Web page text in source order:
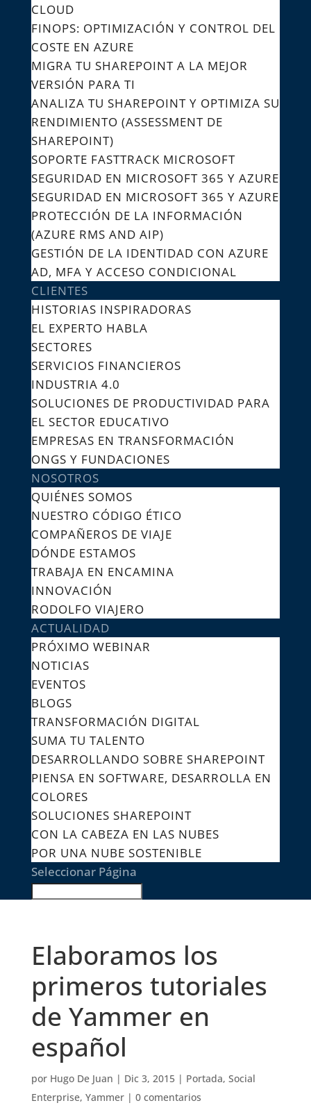
CLOUD
FINOPS: OPTIMIZACIÓN Y CONTROL DEL
COSTE EN AZURE
MIGRA TU SHAREPOINT A LA MEJOR
VERSIÓN PARA TI
ANALIZA TU SHAREPOINT Y OPTIMIZA SU
RENDIMIENTO (ASSESSMENT DE
SHAREPOINT)
SOPORTE FASTTRACK MICROSOFT
SEGURIDAD EN MICROSOFT 365 Y AZURE
SEGURIDAD EN MICROSOFT 365 Y AZURE
PROTECCIÓN DE LA INFORMACIÓN
(AZURE RMS AND AIP)
GESTIÓN DE LA IDENTIDAD CON AZURE
AD, MFA Y ACCESO CONDICIONAL
CLIENTES
HISTORIAS INSPIRADORAS
EL EXPERTO HABLA
SECTORES
SERVICIOS FINANCIEROS
INDUSTRIA 4.0
SOLUCIONES DE PRODUCTIVIDAD PARA
EL SECTOR EDUCATIVO
EMPRESAS EN TRANSFORMACIÓN
ONGS Y FUNDACIONES
NOSOTROS
QUIÉNES SOMOS
NUESTRO CÓDIGO ÉTICO
COMPAÑEROS DE VIAJE
DÓNDE ESTAMOS
TRABAJA EN ENCAMINA
INNOVACIÓN
RODOLFO VIAJERO
ACTUALIDAD
PRÓXIMO WEBINAR
NOTICIAS
EVENTOS
BLOGS
TRANSFORMACIÓN DIGITAL
SUMA TU TALENTO
DESARROLLANDO SOBRE SHAREPOINT
PIENSA EN SOFTWARE, DESARROLLA EN
COLORES
SOLUCIONES SHAREPOINT
CON LA CABEZA EN LAS NUBES
POR UNA NUBE SOSTENIBLE
Seleccionar Página
Elaboramos los
primeros tutoriales
de Yammer en
español
por Hugo De Juan | Dic 3, 2015| Portada, Social
Enterprise, Yammer| 0 comentarios